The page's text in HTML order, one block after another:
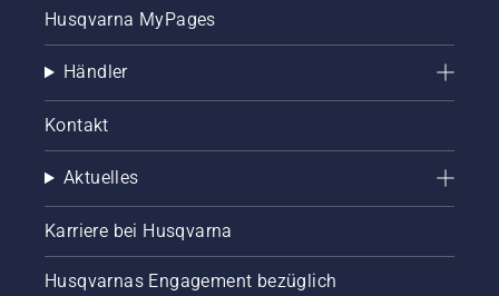
Husqvarna MyPages
Händler
Kontakt
Aktuelles
Karriere bei Husqvarna
Husqvarnas Engagement bezüglich